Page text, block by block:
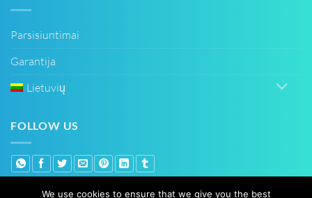
Parsisiuntimai
Garantija
Lietuvių
FOLLOW US
We use cookies to ensure that we give you the best